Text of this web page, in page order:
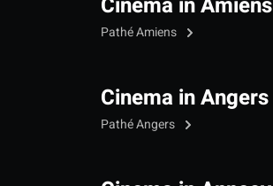
Pathé Amiens
Cinema in Angers
Pathé Angers